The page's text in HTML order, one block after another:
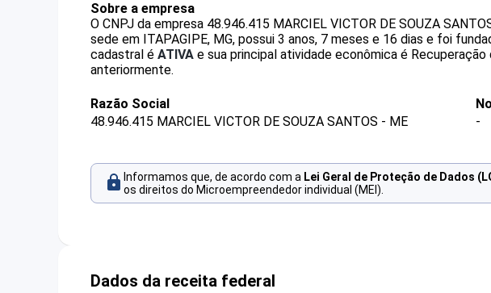
Sobre a empresa
O CNPJ da empresa 48.946.415 MARCIEL VICTOR DE SOUZA
sede em ITAPAGIPE, MG, possui 3 anos, 7 meses e 16 dias e foi
cadastral é ATIVA e sua principal atividade econômica é
anteriormente.
Razão Social
48.946.415 MARCIEL VICTOR DE SOUZA SANTOS - ME
-
Informamos que, de acordo com a Lei Geral de Proteção de Dados
os direitos do Microempreendedor individual (MEI).
Dados da receita federal